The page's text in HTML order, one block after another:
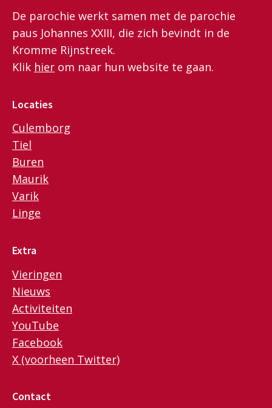
De parochie werkt samen met de parochie
paus Johannes XXIII, die zich bevindt in de
Kromme Rijnstreek.
Klik hier om naar hun website te gaan.
Locaties
Culemborg
Tiel
Buren
Maurik
Varik
Linge
Extra
Vieringen
Nieuws
Activiteiten
YouTube
Facebook
X (voorheen Twitter)
Contact